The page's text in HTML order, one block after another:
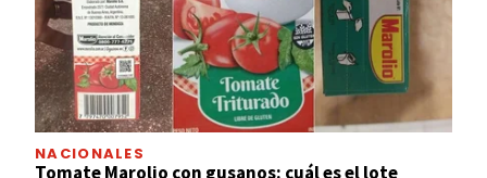
NACIONALES
Tomate Marolio con gusanos: cuál es el lote